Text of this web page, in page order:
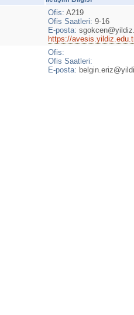
Ofis:A219
Ofis Saatleri:9-16
E-posta:
https://
Ofis:
Ofis Saatleri:
E-posta: